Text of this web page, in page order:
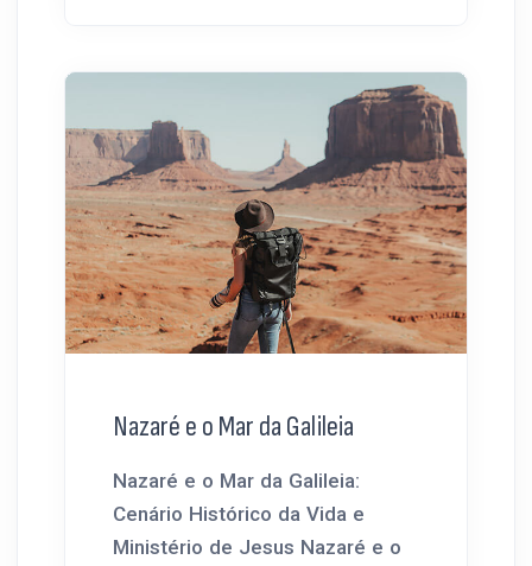
Nazaré e o Mar da Galileia
Nazaré e o Mar da Galileia:
Cenário Histórico da Vida e
Ministério de Jesus Nazaré e o